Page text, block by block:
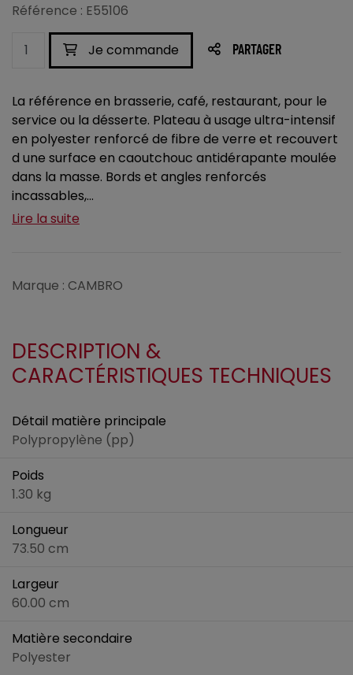
Référence : E55106
Je commande PARTAGER
La référence en brasserie, café, restaurant, pour le
service ou la désserte. Plateau à usage ultra-intensif
en polyester renforcé de fibre de verre et recouvert
d une surface en caoutchouc antidérapante moulée
dans la masse. Bords et angles renforcés
incassables,...
Lire la suite
Marque : CAMBRO
DESCRIPTION &
CARACTÉRISTIQUES TECHNIQUES
Détail matière principale
Polypropylène (pp)
Poids
1.30 kg
Longueur
73.50 cm
Largeur
60.00 cm
Matière secondaire
Polyester